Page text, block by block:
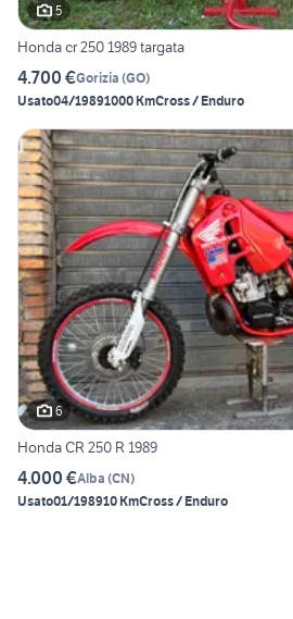
5
Honda cr 250 1989 targata
4.700 €Gorizia (GO)
Usato04/19891000 KmCross / Enduro
6
Honda CR 250 R 1989
4.000 €Alba (CN)
Usato01/198910 KmCross / Enduro